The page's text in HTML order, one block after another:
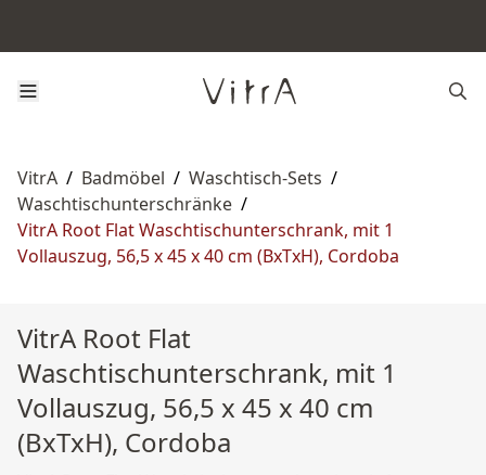
VitrA / Badmöbel / Waschtisch-Sets /
Waschtischunterschränke /
VitrA Root Flat Waschtischunterschrank, mit 1
Vollauszug, 56,5 x 45 x 40 cm (BxTxH), Cordoba
VitrA Root Flat
Waschtischunterschrank, mit 1
Vollauszug, 56,5 x 45 x 40 cm
(BxTxH), Cordoba